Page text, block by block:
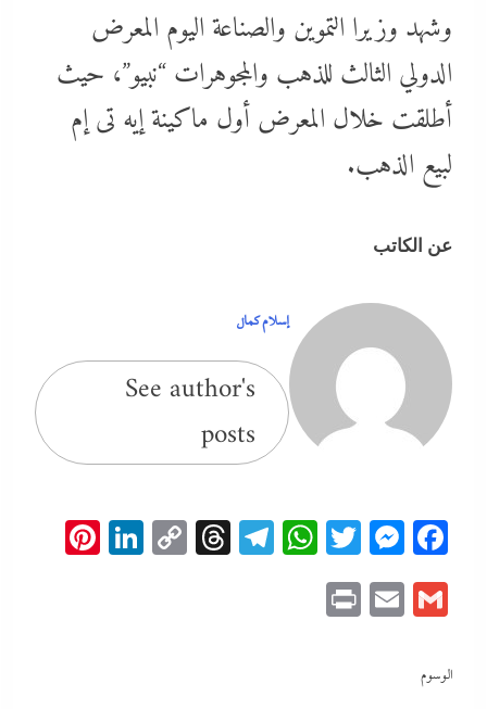
وشهد وزيرا التموين والصناعة اليوم المعرض
الدولي الثالث للذهب والمجوهرات “نبيو”، حيث
أطلقت خلال المعرض أول ماكينة إيه تى إم
لبيع الذهب.
عن الكاتب
إسلام كمال
See author's
posts
Facebook
Messenger
Twitter
WhatsApp
Telegram
Threads
Copy
Gmail
Email
الوسوم